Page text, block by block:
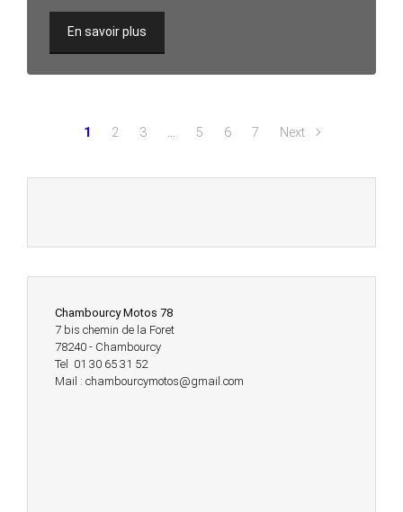
En savoir plus
1 2 3 … 5 6 7 Next
Chambourcy Motos 78
7 bis chemin de la Foret
78240 - Chambourcy
Tel 01 30 65 31 52
Mail : chambourcymotos@gmail.com